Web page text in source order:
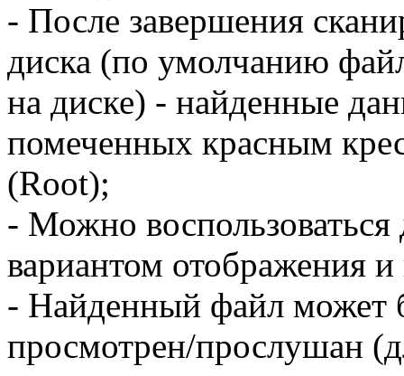
- После завершения
диска (по умолчанию
на диске) - найденные
помеченных красным
(Root);
- Можно
вариантом отображения
- Найденный файл может
просмотрен/прослушан